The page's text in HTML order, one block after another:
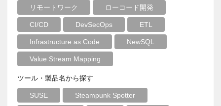
リモートワーク ローコード開発
CI/CD DevSecOps ETL
Infrastructure as Code NewSQL
Value Stream Mapping
ツール・製品名から探す
SUSE Steampunk Spotter